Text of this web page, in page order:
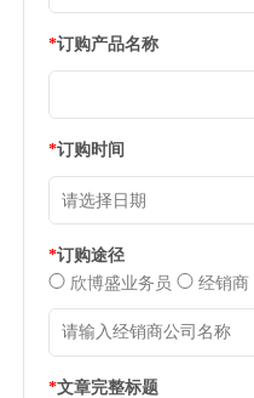
*订购产品名称
*订购时间
*订购途径
欣博盛业务员 经销商
*文章完整标题